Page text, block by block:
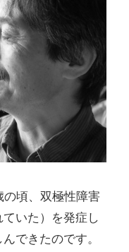
の頃、双極性障害
ていた）を発症し
できたのです。